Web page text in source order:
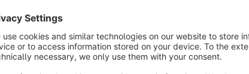
for the Services will be invoiced to the Client.
as specified in the Order Form and in